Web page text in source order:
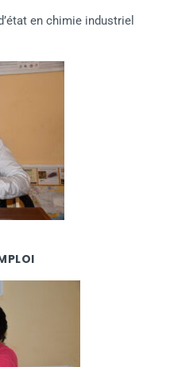
en chimie industriel